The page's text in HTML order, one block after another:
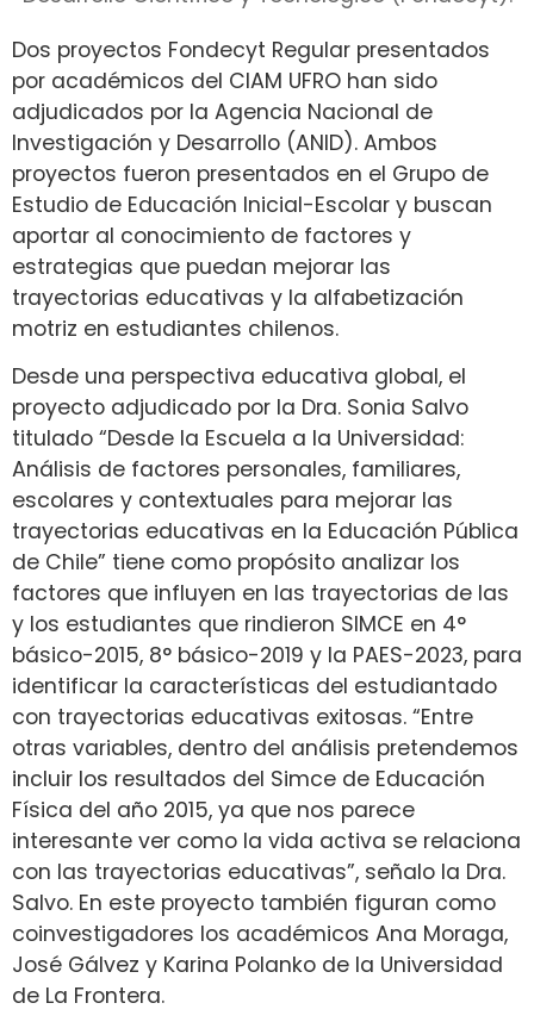
Dos proyectos Fondecyt Regular presentados
por académicos del CIAM UFRO han sido
adjudicados por la Agencia Nacional de
Investigación y Desarrollo (ANID). Ambos
proyectos fueron presentados en el Grupo de
Estudio de Educación Inicial-Escolar y buscan
aportar al conocimiento de factores y
estrategias que puedan mejorar las
trayectorias educativas y la alfabetización
motriz en estudiantes chilenos.
Desde una perspectiva educativa global, el
proyecto adjudicado por la Dra. Sonia Salvo
titulado “Desde la Escuela a la Universidad:
Análisis de factores personales, familiares,
escolares y contextuales para mejorar las
trayectorias educativas en la Educación Pública
de Chile” tiene como propósito analizar los
factores que influyen en las trayectorias de las
y los estudiantes que rindieron SIMCE en 4°
básico-2015, 8° básico-2019 y la PAES-2023, para
identificar la características del estudiantado
con trayectorias educativas exitosas. “Entre
otras variables, dentro del análisis pretendemos
incluir los resultados del Simce de Educación
Física del año 2015, ya que nos parece
interesante ver como la vida activa se relaciona
con las trayectorias educativas”, señalo la Dra.
Salvo. En este proyecto también figuran como
coinvestigadores los académicos Ana Moraga,
José Gálvez y Karina Polanko de la Universidad
de La Frontera.